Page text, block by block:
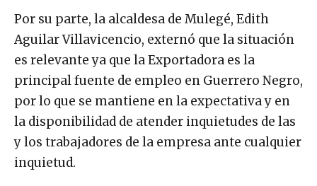
Por su parte, la alcaldesa de Mulegé, Edith
Aguilar Villavicencio, externó que la situación
es relevante ya que la Exportadora es la
principal fuente de empleo en Guerrero Negro,
por lo que se mantiene en la expectativa y en
la disponibilidad de atender inquietudes de las
y los trabajadores de la empresa ante cualquier
inquietud.